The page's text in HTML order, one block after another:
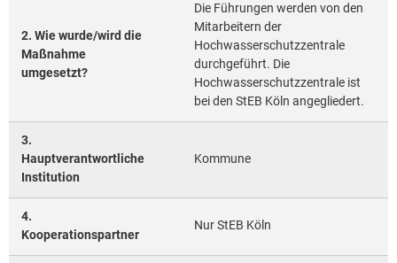
2. Wie wurde/wird die
Maßnahme
umgesetzt?
Die Führungen werden von den
Mitarbeitern der
Hochwasserschutzzentrale
durchgeführt. Die
Hochwasserschutzzentrale ist
bei den StEB Köln angegliedert.
3.
Hauptverantwortliche
Institution
Kommune
4.
Kooperationspartner
Nur StEB Köln